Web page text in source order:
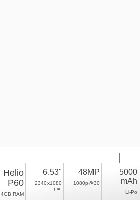
Helio
P60
4GB RAM
6.53"
2340x1080
pix.
48MP
1080p@30
5000
mAh
Li-Po